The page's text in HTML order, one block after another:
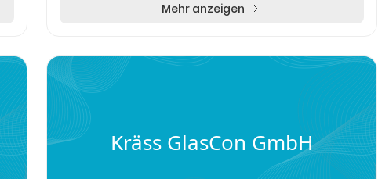
Mehr anzeigen
Kräss GlasCon GmbH